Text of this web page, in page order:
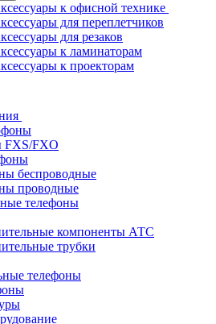
к офисной технике
для переплетчиков
для резаков
к ламинаторам
к проекторам
FXO
беспроводные
проводные
телефоны
компоненты АТС
трубки
телефоны